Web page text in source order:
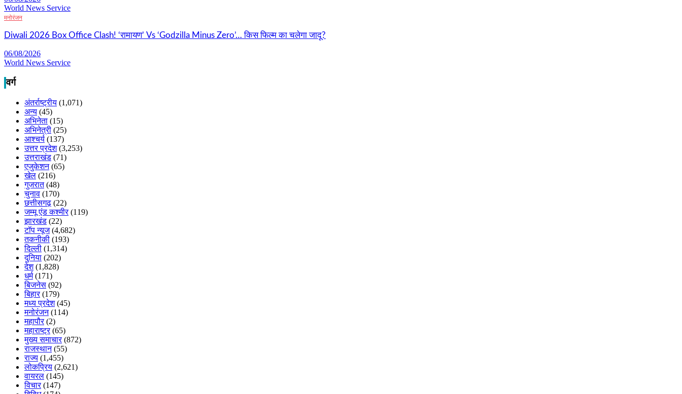
World News Service
मनोरंजन
Diwali 2026 Box Office Clash! ‘रामायण’ Vs ‘Godzilla Minus Zero’… किस फिल्म का चलेगा जादू?
06/08/2026
World News Service
वर्ग
अंतर्राष्ट्रीय (1,071)
अन्य (45)
अभिनेता (15)
अभिनेत्री (25)
आश्चर्य (137)
उत्तर प्रदेश(3,253)
उत्तराखंड (71)
एजुकेशन(65)
खेल (216)
गुजरात(48)
चुनाव (170)
छत्तीसगढ़ (22)
जम्मू एंड कश्मीर(119)
झारखंड (22)
टॉप न्यूज(4,682)
तकनीकी (193)
दिल्ली (1,314)
दुनिया (202)
देश(1,828)
धर्म(171)
बिजनेस (92)
बिहार(179)
मध्य प्रदेश(45)
मनोरंजन(114)
महापौर(2)
महाराष्ट्र(65)
मुख्य समाचार(872)
राजस्थान(55)
राज्य (1,455)
लोकप्रिय (2,621)
वायरल (145)
विचार(147)